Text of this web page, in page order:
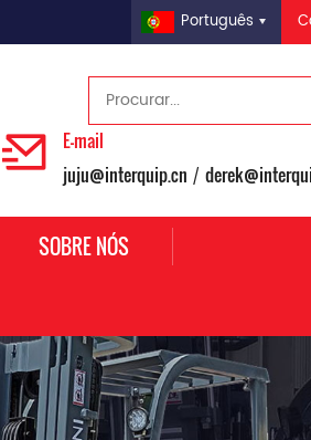
Português
E-mail
juju@interquip.cn /
SOBRE NÓS